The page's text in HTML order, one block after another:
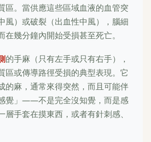
區。當供應這些區域血液的血管突
風）或破裂（出血性中風），腦細
在幾分鐘內開始受損甚至死亡。
的手麻（只有左手或只有右手），
區或傳導路徑受損的典型表現。它
的麻，通常來得突然，而且可能伴
覺」——不是完全沒知覺，而是感
層手套在摸東西，或者有針刺感、